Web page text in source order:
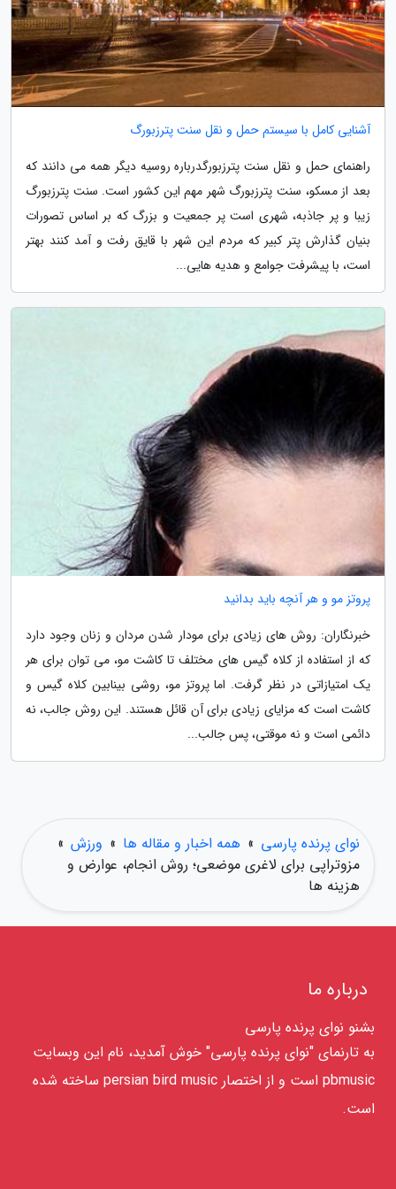
آشنایی کامل با سیستم حمل و نقل سنت پترزبورگ
راهنمای حمل و نقل سنت پترزبورگدرباره روسیه دیگر همه می دانند که
بعد از مسکو، سنت پترزبورگ شهر مهم این کشور است. سنت پترزبورگ
زیبا و پر جاذبه، شهری است پر جمعیت و بزرگ که بر اساس تصورات
بنیان گذارش پتر کبیر که مردم این شهر با قایق رفت و آمد کنند بهتر
است، با پیشرفت جوامع و هدیه هایی...
پروتز مو و هر آنچه باید بدانید
خبرنگاران: روش های زیادی برای مودار شدن مردان و زنان وجود دارد
که از استفاده از کلاه گیس های مختلف تا کاشت مو، می توان برای هر
یک امتیازاتی در نظر گرفت. اما پروتز مو، روشی بینابین کلاه گیس و
کاشت است که مزایای زیادی برای آن قائل هستند. این روش جالب، نه
دائمی است و نه موقتی، پس جالب...
نوای پرنده پارسی » همه اخبار و مقاله ها » ورزش »
مزوتراپی برای لاغری موضعی؛ روش انجام، عوارض و
هزینه ها
درباره ما
بشنو نوای پرنده پارسی
به تارنمای "نوای پرنده پارسی" خوش آمدید، نام این وبسایت
pbmusic است و از اختصار persian bird music ساخته شده
است.